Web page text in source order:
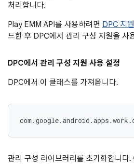
처리합니다.
Play EMM API를 사용하려면 DPC 지
드한 후 DPC에서 관리 구성 지원을 사
DPC에서 관리 구성 지원 사용 설정
DPC에서 이 클래스를 가져옵니다.
관리 구성 라이브러리를 초기화합니다